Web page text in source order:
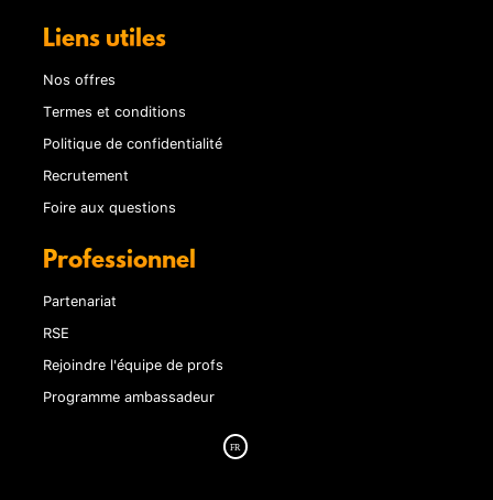
Liens utiles
Nos offres
Termes et conditions
Politique de confidentialité
Recrutement
Foire aux questions
Professionnel
Partenariat
RSE
Rejoindre l'équipe de profs
Programme ambassadeur